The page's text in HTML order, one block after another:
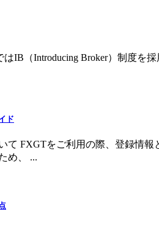
IB（Introducing Broker）制度を
ド
て FXGTをご利用の際、登録情
め、 ...